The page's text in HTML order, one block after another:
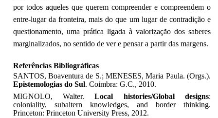
por todos aqueles que querem compreender e compreendem o
entre-lugar da fronteira, mais do que um lugar de contradição e
questionamento, uma prática ligada à valorização dos saberes
marginalizados, no sentido de ver e pensar a partir das margens.
Referências Bibliográficas
SANTOS, Boaventura de S.; MENESES, Maria Paula. (Orgs.).
Epistemologias do Sul. Coimbra: G.C., 2010.
MIGNOLO, Walter.Local histories/Global designs:
coloniality, subaltern knowledges, and border thinking.
Princeton: Princeton University Press, 2012.